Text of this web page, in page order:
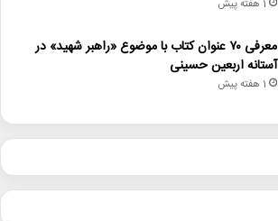
1 هفته پیش
معرفی ۷۰ عنوان کتاب با موضوع «راهبر شهید» در
آستانه اربعین حسینی
1 هفته پیش